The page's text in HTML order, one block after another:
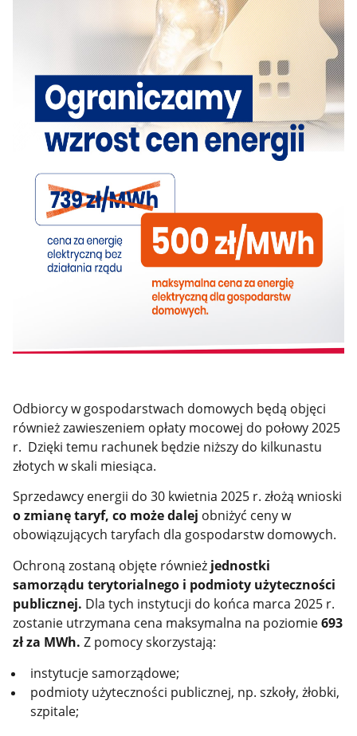
Odbiorcy w gospodarstwach domowych będą objęci
również zawieszeniem opłaty mocowej do połowy 2025
r. Dzięki temu rachunek będzie niższy do kilkunastu
złotych w skali miesiąca.
Sprzedawcy energii do 30 kwietnia 2025 r. złożą wnioski
o zmianę taryf, co może dalej obniżyć ceny w
obowiązujących taryfach dla gospodarstw domowych.
Ochroną zostaną objęte również jednostki
samorządu terytorialnego i podmioty użyteczności
publicznej. Dla tych instytucji do końca marca 2025 r.
zostanie utrzymana cena maksymalna na poziomie693
zł za MWh. Z pomocy skorzystają:
instytucje samorządowe;
podmioty użyteczności publicznej, np. szkoły, żłobki,
szpitale;